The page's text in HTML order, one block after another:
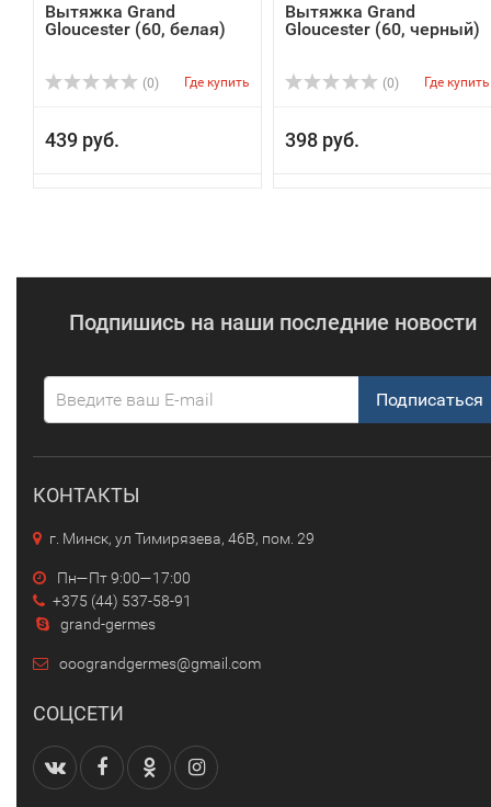
Вытяжка Grand
Gloucester (60, белая)
(0) Где купить
439 руб.
Вытяжка Grand
Gloucester (60, черный)
(0) Где купить
398 руб.
Подпишись на наши последние новости
Подписаться
КОНТАКТЫ
г. Минск, ул Тимирязева, 46В, пом. 29
Пн—Пт 9:00—17:00
+375 (44) 537-58-91
grand-germes
ooograndgermes@gmail.com
СОЦСЕТИ